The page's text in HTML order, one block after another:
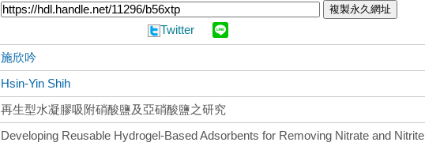
複製永久網址
Twitter
施欣吟
Hsin-Yin Shih
再生型水凝膠吸附硝酸鹽及亞硝酸鹽之研究
Developing Reusable Hydrogel-Based Adsorbents for Removing Nitrate and Nitrite